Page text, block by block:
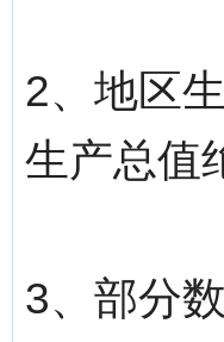
2、地区
生产总值
3、部分